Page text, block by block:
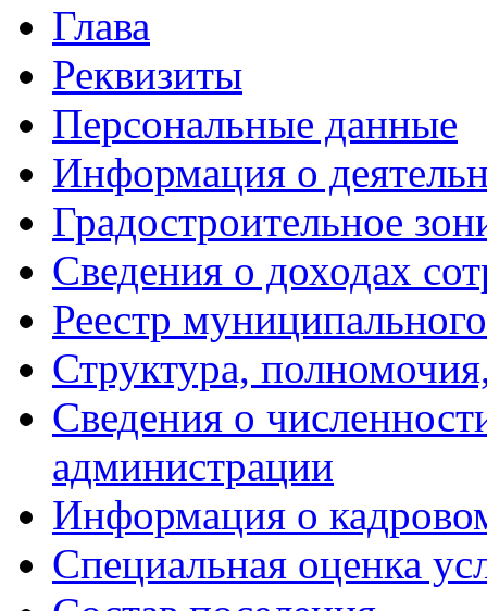
Глава
Реквизиты
Персональные данные
Информация о
Градостроительное
Сведения о доходах
Реестр
Структура,
Сведения о
администрации
Информация о
Специальная оценка